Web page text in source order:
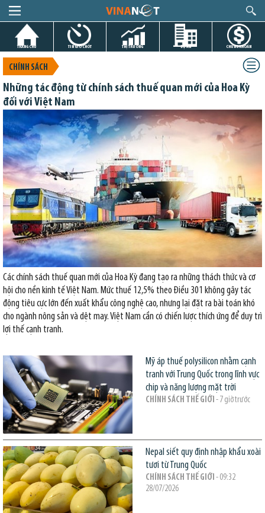
TRANG CHỦ TIN GIỜ CHÓT THỊ TRƯỜNG DỰ ÁN CHỨNG KHOÁN
CHÍNH SÁCH
Những tác động từ chính sách thuế quan mới của Hoa Kỳ
đối với Việt Nam
Các chính sách thuế quan mới của Hoa Kỳ đang tạo ra những thách thức và cơ
hội cho nền kinh tế Việt Nam. Mức thuế 12,5% theo Điều 301 không gây tác
động tiêu cực lớn đến xuất khẩu công nghệ cao, nhưng lại đặt ra bài toán khó
cho ngành nông sản và dệt may. Việt Nam cần có chiến lược thích ứng để duy trì
lợi thế cạnh tranh.
Mỹ áp thuế polysilicon nhằm cạnh
tranh với Trung Quốc trong lĩnh vực
chip và năng lượng mặt trời
CHÍNH SÁCH THẾ GIỚI - 7 giờ trước
Nepal siết quy định nhập khẩu xoài
tươi từ Trung Quốc
CHÍNH SÁCH THẾ GIỚI - 09:32
28/07/2026